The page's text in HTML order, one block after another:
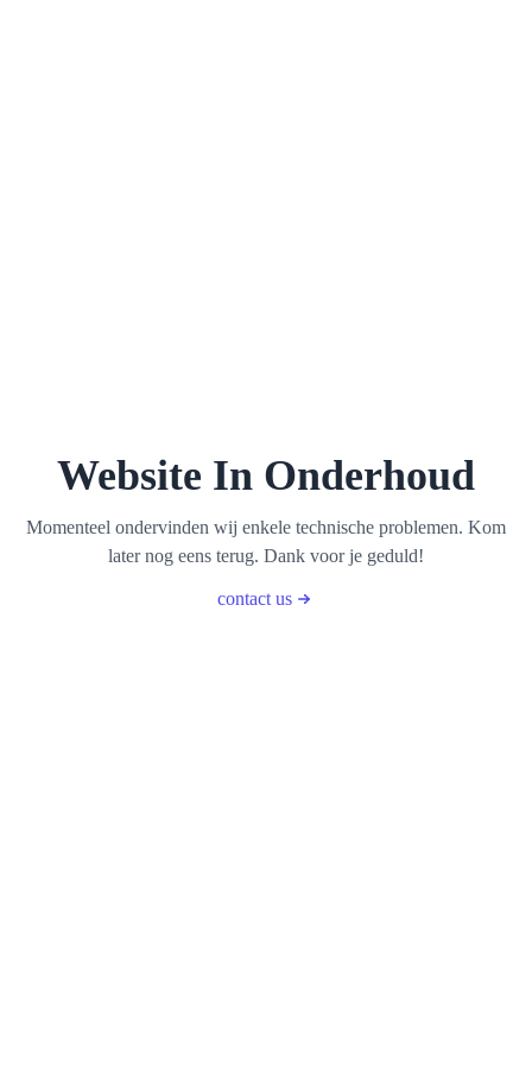
Website In Onderhoud
Momenteel ondervinden wij enkele technische problemen. Kom
later nog eens terug. Dank voor je geduld!
contact us